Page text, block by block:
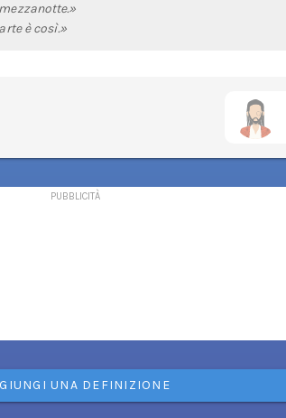
è così.»
UNA DEFINIZIONE